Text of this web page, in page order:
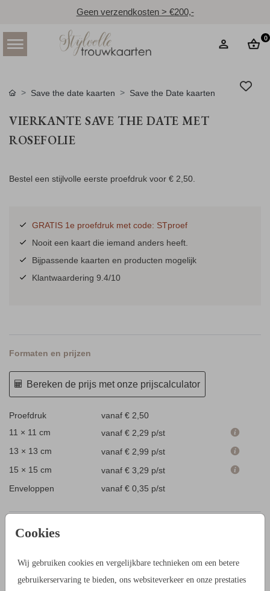
Geen verzendkosten > €200,-
0
Cookies
Wij gebruiken cookies en vergelijkbare technieken om een betere
gebruikerservaring te bieden, ons websiteverkeer en onze prestaties
Save the date kaarten Save the Date kaarten
VIERKANTE SAVE THE DATE MET
ROSEFOLIE
Bestel een stijlvolle eerste proefdruk voor € 2,50.
GRATIS 1e proefdruk met code: STproef
Nooit een kaart die iemand anders heeft.
Bijpassende kaarten en producten mogelijk
Klantwaardering 9.4/10
Formaten en prijzen
Bereken de prijs met onze prijscalculator
Proefdruk
vanaf € 2,50
11 × 11 cm
vanaf € 2,29 p/st
13 × 13 cm
vanaf € 2,99 p/st
15 × 15 cm
vanaf € 3,29 p/st
Enveloppen
vanaf € 0,35 p/st